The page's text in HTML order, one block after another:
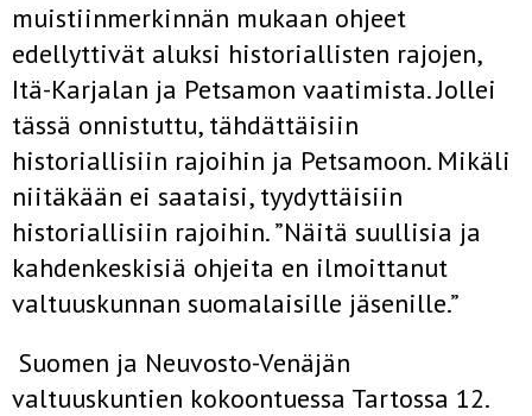
muistiinmerkinnän mukaan ohjeet
edellyttivät aluksi historiallisten rajojen,
Itä-Karjalan ja Petsamon vaatimista. Jollei
tässä onnistuttu, tähdättäisiin
historiallisiin rajoihin ja Petsamoon. Mikäli
niitäkään ei saataisi, tyydyttäisiin
historiallisiin rajoihin. ”Näitä suullisia ja
kahdenkeskisiä ohjeita en ilmoittanut
valtuuskunnan suomalaisille jäsenille.”
Suomen ja Neuvosto-Venäjän
valtuuskuntien kokoontuessa Tartossa 12.